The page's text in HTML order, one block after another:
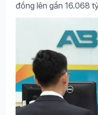
đồng lên gần 16.068